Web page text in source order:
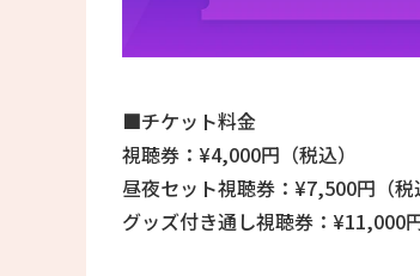
■チケット料金
視聴券：¥4,000円（税込）
昼夜セット視聴券：¥7,500円（税
グッズ付き通し視聴券：¥11,000